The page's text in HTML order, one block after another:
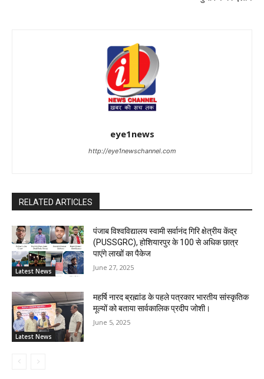
eye1news
http://eye1newschannel.com
RELATED ARTICLES
Latest News
पंजाब विश्वविद्यालय स्वामी सर्वानंद गिरि क्षेत्रीय केंद्र
(PUSSGRC), होशियारपुर के 100 से अधिक छात्र
पाएंगे लाखों का पैकेज
June 27, 2025
Latest News
महर्षि नारद ब्रह्मांड के पहले पत्रकार भारतीय सांस्कृतिक
मूल्यों को बताया सार्वकालिक प्रदीप जोशी।
June 5, 2025